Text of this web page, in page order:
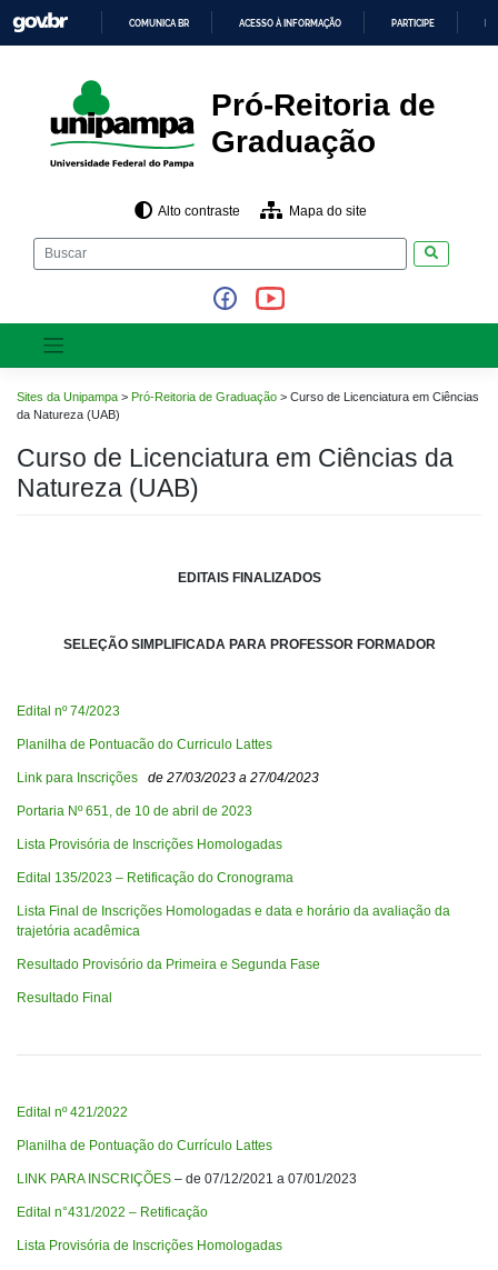
para
o
CONTEÚDO
COMUNICA BR ACESSO À INFORMAÇÃO PARTICIPE
Pró-Reitoria de
Graduação
Alto contraste Mapa do site
Sites da Unipampa > Pró-Reitoria de Graduação > Curso de Licenciatura em Ciências
da Natureza (UAB)
Curso de Licenciatura em Ciências da
Natureza (UAB)
EDITAIS FINALIZADOS
SELEÇÃO SIMPLIFICADA PARA PROFESSOR FORMADOR
Edital nº 74/2023
Planilha de Pontuacão do Curriculo Lattes
Link para Inscrições de 27/03/2023 a 27/04/2023
Portaria Nº 651, de 10 de abril de 2023
Lista Provisória de Inscrições Homologadas
Edital 135/2023 – Retificação do Cronograma
Lista Final de Inscrições Homologadas e data e horário da avaliação da
trajetória acadêmica
Resultado Provisório da Primeira e Segunda Fase
Resultado Final
Edital nº 421/2022
Planilha de Pontuação do Currículo Lattes
LINK PARA INSCRIÇÕES – de 07/12/2021 a 07/01/2023
Edital n°431/2022 – Retificação
Lista Provisória de Inscrições Homologadas